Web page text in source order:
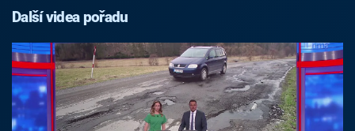
Další videa pořadu